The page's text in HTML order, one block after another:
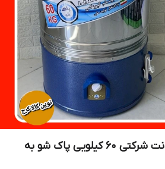
پتوشور با ۳۶ ماه ضمانت شرکتی ۶۰ کیلویی پاک شو به